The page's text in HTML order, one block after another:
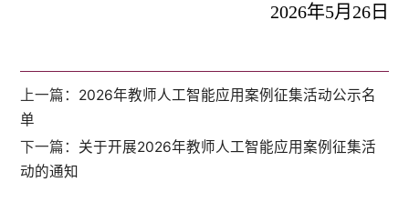
2026年5月 26日
上一篇： 2026年教师人工智能应用案例征集活动公示名
单
下一篇： 关于开展2026年教师人工智能应用案例征集活
动的通知